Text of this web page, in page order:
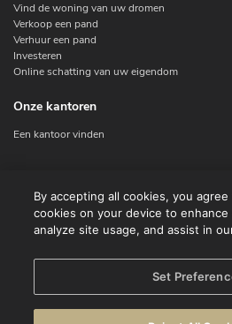
Vind de woning van uw dromen
Verkoop een pand
Verhuur een pand
Investeren
Online schatting van uw eigendom
Onze kantoren
Een kantoor vinden
Contact
Facebook
By accepting all cookies, you
cookies on your device to enhance
analyze site usage, and assist in
Set